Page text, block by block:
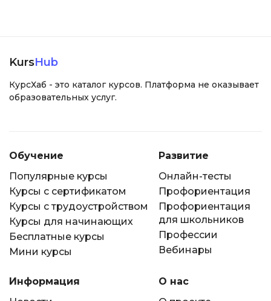
KursHub
КурсХаб - это каталог курсов. Платформа не оказывает
образовательных услуг.
Обучение
Популярные курсы
Курсы с сертификатом
Курсы с трудоустройством
Курсы для начинающих
Бесплатные курсы
Мини курсы
Развитие
Онлайн-тесты
Профориентация
Профориентация
для школьников
Профессии
Вебинары
Информация
О нас